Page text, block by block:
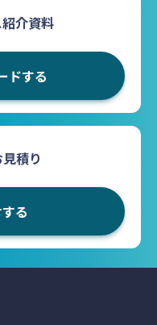
介資料
ドする
積り
る